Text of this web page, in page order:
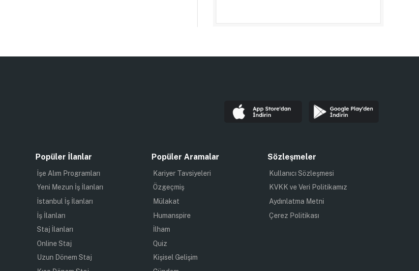
Popüler İlanlar
İşe Alım Programları
Yeni Mezun İş İlanları
İstanbul İş İlanları
İş İlanları
Staj İlanları
Online Staj
Uzun Dönem Staj
Popüler Aramalar
Kariyer Tavsiyeleri
Özgeçmiş
Mülakat
Humanspire
İlham
Quiz
Kişisel Gelişim
Sözleşmeler
Kullanıcı Sözleşmesi
KVKK ve Veri Politikamız
Aydınlatma Metni
Çerez Politikası